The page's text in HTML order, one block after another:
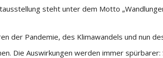
steht unter dem Motto
der Pandemie, des Klimawandels und nun
Die Auswirkungen werden immer